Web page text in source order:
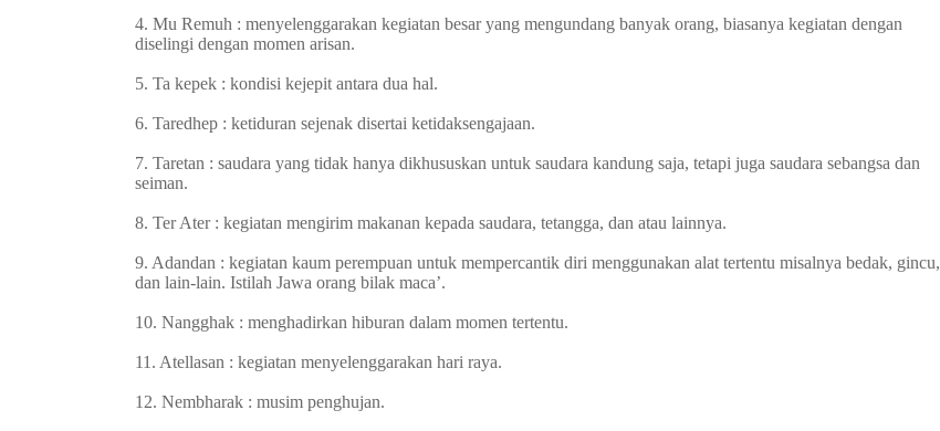
4. Mu Remuh : menyelenggarakan kegiatan besar yang mengundang banyak orang, biasanya kegiatan dengan
diselingi dengan momen arisan.
5. Ta kepek : kondisi kejepit antara dua hal.
6. Taredhep : ketiduran sejenak disertai ketidaksengajaan.
7. Taretan : saudara yang tidak hanya dikhususkan untuk saudara kandung saja, tetapi juga saudara sebangsa dan
seiman.
8. Ter Ater : kegiatan mengirim makanan kepada saudara, tetangga, dan atau lainnya.
9. Adandan : kegiatan kaum perempuan untuk mempercantik diri menggunakan alat tertentu misalnya bedak, gincu,
dan lain-lain. Istilah Jawa orang bilak maca’.
10. Nangghak : menghadirkan hiburan dalam momen tertentu.
11. Atellasan : kegiatan menyelenggarakan hari raya.
12. Nembharak : musim penghujan.